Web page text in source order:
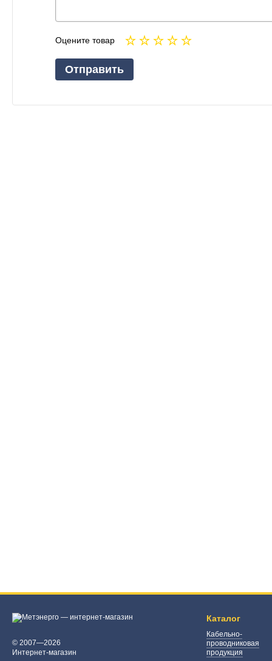
Оцените товар
Отправить
© 2007—2026
Интернет-магазин
Каталог
Кабельно-
проводниковая
продукция